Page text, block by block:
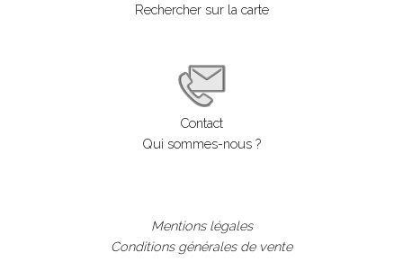
Rechercher sur la carte
Contact
Qui sommes-nous ?
Mentions légales
Conditions générales de vente